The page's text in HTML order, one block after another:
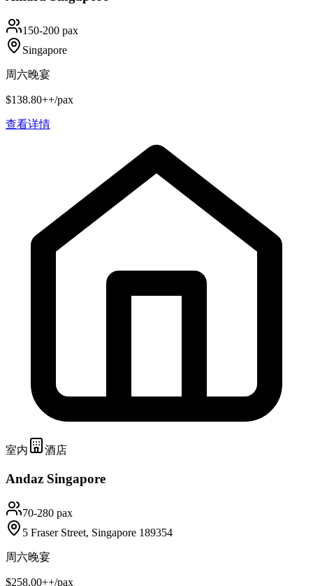
150-200 pax
Singapore
周六晚宴
$138.80++/pax
查看详情
室内 酒店
Andaz Singapore
70-280 pax
5 Fraser Street, Singapore 189354
周六晚宴
$258.00++/pax